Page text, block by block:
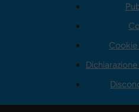
Cookie
Dichiarazione